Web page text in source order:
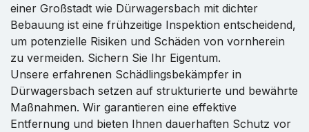
einer Großstadt wie Dürwagersbach mit dichter
Bebauung ist eine frühzeitige Inspektion entscheidend,
um potenzielle Risiken und Schäden von vornherein
zu vermeiden. Sichern Sie Ihr Eigentum.
Unsere erfahrenen Schädlingsbekämpfer in
Dürwagersbach setzen auf strukturierte und bewährte
Maßnahmen. Wir garantieren eine effektive
Entfernung und bieten Ihnen dauerhaften Schutz vor